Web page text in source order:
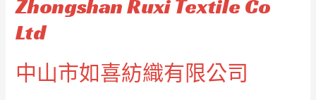
Zhongshan Ruxi Textile Co
Ltd
中山市如喜紡織有限公司